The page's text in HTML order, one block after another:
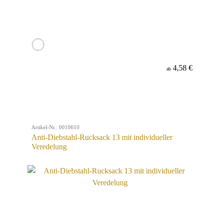
ab 4,58 €
Artikel-Nr.: 0010610
Anti-Diebstahl-Rucksack 13 mit individueller
Veredelung